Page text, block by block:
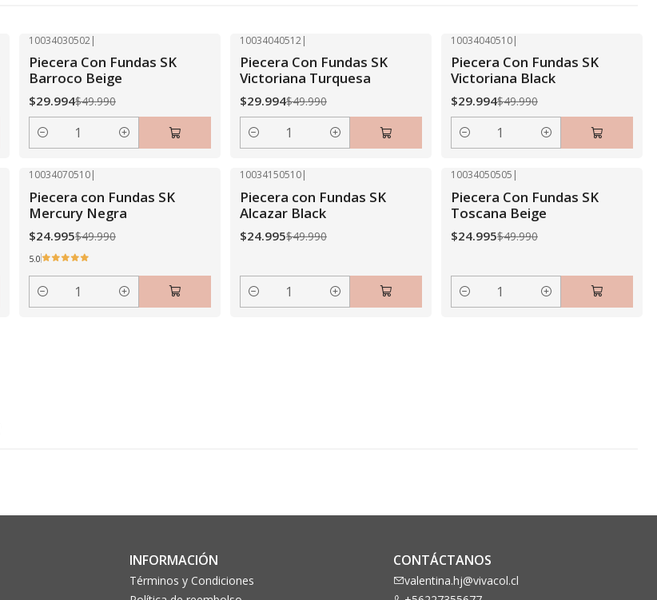
10034030502|
Piecera Con Fundas SK
Barroco Beige
$29.994$49.990
Cantidad
10034040512|
Piecera Con Fundas SK
Victoriana Turquesa
$29.994$49.990
Cantidad
10034040510|
Piecera Con Fundas SK
Victoriana Black
$29.994$49.990
Cantidad
10034070510|
Piecera con Fundas SK
Mercury Negra
$24.995$49.990
5.0
Cantidad
10034150510|
Piecera con Fundas SK
Alcazar Black
$24.995$49.990
Cantidad
10034050505 |
Piecera Con Fundas SK
Toscana Beige
$24.995$49.990
Cantidad
INFORMACIÓN
Términos y Condiciones
CONTÁCTANOS
valentina.hj@vivacol.cl